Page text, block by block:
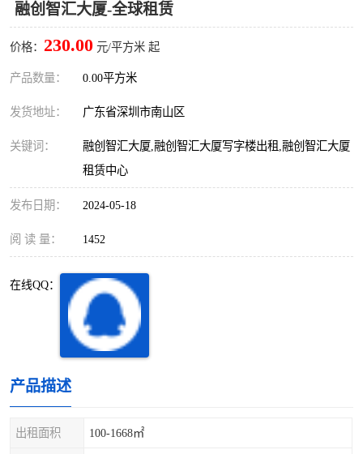
融创智汇大厦-全球租赁
价格： 230.00 元/平方米 起
产品数量： 0.00平方米
发货地址： 广东省深圳市南山区
关键词：
融创智汇大厦,融创智汇大厦写字楼出租,融创智汇大厦
租赁中心
发布日期： 2024-05-18
阅 读 量： 1452
在线QQ：
产品描述
出租面积 100-1668㎡
福田华强北
南山后海
南头
深圳超级总部基地 后海
蛇口
宝安西乡